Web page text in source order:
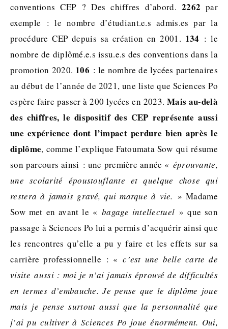
conventions CEP ? Des chiffres d’abord. 2262par
exemple : le nombre d’étudiant.e.s admis.es par la
procédure CEP depuis sa création en 2001. 134 : le
nombre de diplômé.e.s issu.e.s des conventions dans la
promotion 2020. 106 : le nombre de lycées partenaires
au début de l’année de 2021, une liste que Sciences Po
espère faire passer à 200 lycées en 2023. Mais au-delà
des chiffres, le dispositif des CEP représente aussi
une expérience dont l’impact perdure bien après le
diplôme, comme l’explique Fatoumata Sow qui résume
son parcours ainsi : une première année « éprouvante,
une scolarité époustouflante et quelque chose qui
restera à jamais gravé, qui marque à vie. » Madame
Sow met en avant le «bagage intellectuel » que son
passage à Sciences Po lui a permis d’acquérir ainsi que
les rencontres qu’elle a pu y faire et les effets sur sa
carrière professionnelle : «c’est une belle carte de
visite aussi : moi je n’ai jamais éprouvé de difficultés
en termes d’embauche. Je pense que le diplôme joue
mais je pense surtout aussi que la personnalité que
j’ai pu cultiver à Sciences Po joue énormément. Oui,